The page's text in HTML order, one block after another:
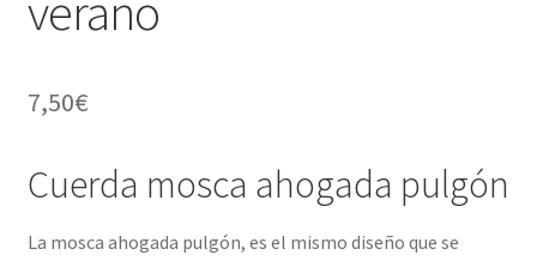
7,50€
Cuerda mosca ahogada pulgón
La mosca ahogada pulgón, es el mismo diseño que se